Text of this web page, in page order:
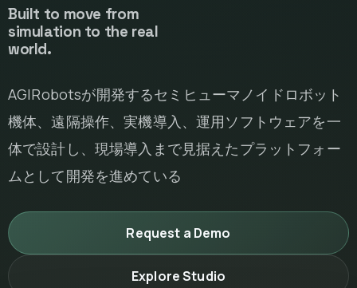
Built to move from
simulation to the real
world.
AGIRobotsが開発するセミヒューマノイドロボット
機体、遠隔操作、実機導入、運用ソフトウェアを一
体で設計し、現場導入まで見据えたプラットフォー
ムとして開発を進めている
Request a Demo
Explore Studio